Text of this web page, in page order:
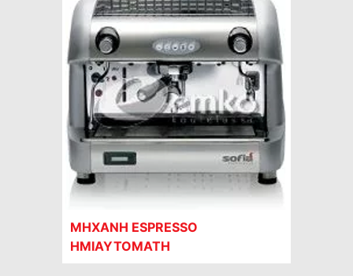
ΜΗΧΑΝΗ ESPRESSO
ΗΜΙΑΥΤΟΜΑΤΗ